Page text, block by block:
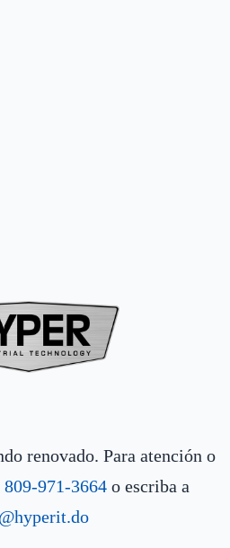
renovado. Para atención o
809-971-3664 o escriba a